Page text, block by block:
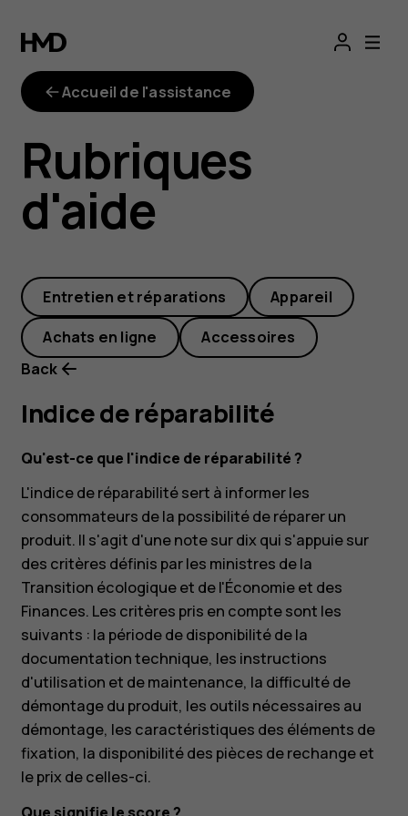
repairability-
index
Accueil de l'assistance
Rubriques
d'aide
Entretien et réparations Appareil
Achats en ligne
Accessoires
Back
Indice de réparabilité
Qu'est-ce que l'indice de réparabilité ?
L'indice de réparabilité sert à informer les
consommateurs de la possibilité de réparer un
produit. Il s'agit d'une note sur dix qui s'appuie sur
des critères définis par les ministres de la
Transition écologique et de l'Économie et des
Finances. Les critères pris en compte sont les
suivants : la période de disponibilité de la
documentation technique, les instructions
d'utilisation et de maintenance, la difficulté de
démontage du produit, les outils nécessaires au
démontage, les caractéristiques des éléments de
fixation, la disponibilité des pièces de rechange et
le prix de celles-ci.